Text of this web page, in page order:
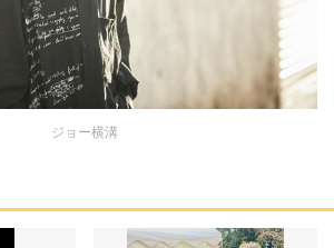
ジョー横溝